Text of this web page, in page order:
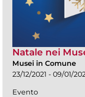
Natale nei
Musei in Comune
23/12/2021 - 09/01/
Evento